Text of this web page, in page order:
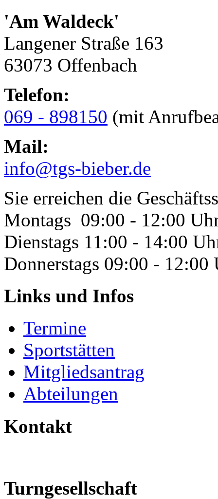
'Am Waldeck'
Langener Straße 163
63073 Offenbach
Telefon:
069 - 898150 (mit
Mail:
info@tgs-bieber.de
Sie erreichen die
Montags 09:00 - 12:00
Dienstags 11:00 - 14:00
Donnerstags 09:00 - 12:00
Links und Infos
Termine
Sportstätten
Mitgliedsantrag
Abteilungen
Kontakt
Turngesellschaft